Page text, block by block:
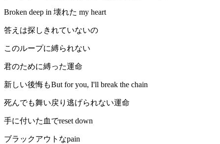
Broken deep in 壊れた my heart
答えは探しきれていないの
このループに縛られない
君のために縛った運命
新しい後悔もBut for you, I'll break the chain
死んでも舞い戻り逃げられない運命
手に付いた血でreset down
ブラックアウトなpain